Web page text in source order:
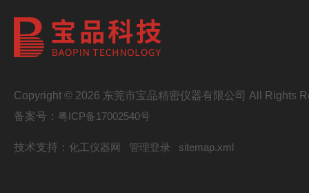
Copyright © 2026 东莞市宝品精密仪器有限公司 All Rights
备案号： 粤ICP备17002540号
技术支持： 化工仪器网 管理登录 sitemap.xml